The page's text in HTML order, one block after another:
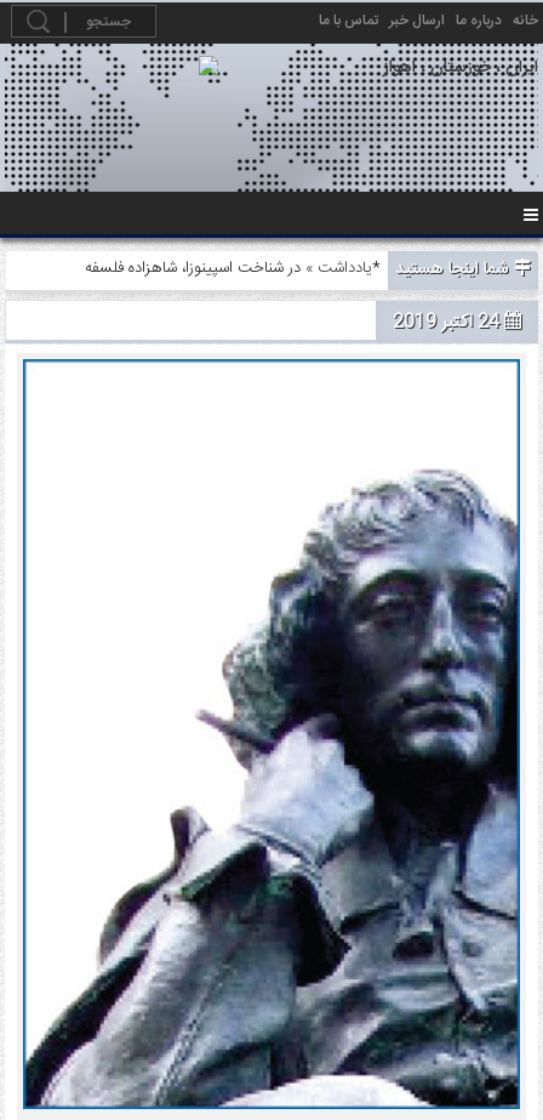
خانه درباره ما ارسال خبر تماس با ما
شما اینجا هستید یادداشت» در شناخت اسپینوزا، شاهزاده فلسفه*
24 اکتبر 2019